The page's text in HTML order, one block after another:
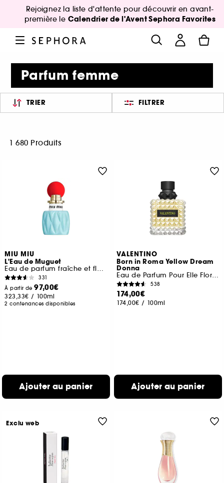
Rejoignez la liste d'attente pour découvrir en avant-
première le Calendrier de l'Avent Sephora Favorites
Parfum femme
TRIER FILTRER
1 680 Produits
MIU MIU
L'Eau de Muguet
Eau de parfum fraîche et florale pour femme
331
À partir de97,00€
323,33€ / 100ml
2 contenances disponibles
Ajouter au panier
VALENTINO
Born in Roma Yellow Dream
Donna
Eau de Parfum Pour Elle Florale Musquée
538
174,00€
174,00€ / 100ml
Ajouter au panier
Exclu web